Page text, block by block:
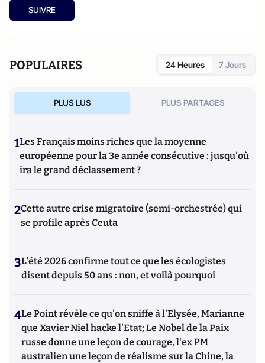
SUIVRE
POPULAIRES 24 Heures 7 Jours
PLUS LUS PLUS PARTAGES
1Les Français moins riches que la moyenne
européenne pour la 3e année consécutive : jusqu'où
ira le grand déclassement ?
2Cette autre crise migratoire (semi-orchestrée) qui
se profile après Ceuta
3L’été 2026 confirme tout ce que les écologistes
disent depuis 50 ans : non, et voilà pourquoi
4Le Point révèle ce qu'on sniffe à l'Elysée, Marianne
que Xavier Niel hacke l'Etat; Le Nobel de la Paix
russe donne une leçon de courage, l'ex PM
australien une leçon de réalisme sur la Chine, la